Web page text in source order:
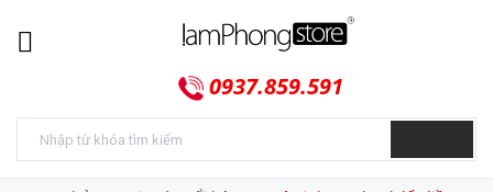
0937.859.591